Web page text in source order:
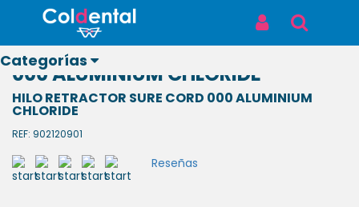
Categorías
Productos
HILO RETRACTOR SURE CORD 000 ALUMINIUM CHLORIDE
HILO RETRACTOR SURE CORD
000 ALUMINIUM CHLORIDE
HILO RETRACTOR SURE CORD 000 ALUMINIUM
CHLORIDE
REF: 902120901
Reseñas
Ver todos
los